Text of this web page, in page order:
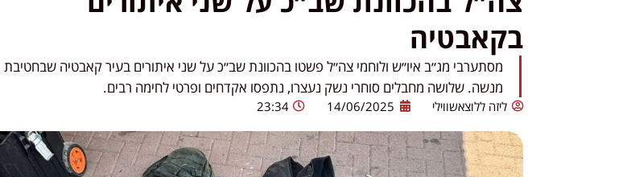
בקאבטיה
מסתערבי מג״ב איו״ש ולוחמי צה״ל פשטו בהכוונת שב״כ על שני איתורים בעיר קאבטיה שבחטיבת
מנשה. שלושה מחבלים סוחרי נשק נעצרו, נתפסו אקדחים ופרטי לחימה רבים.
ליזה ללוצאשווילי 14/06/2025
23:34